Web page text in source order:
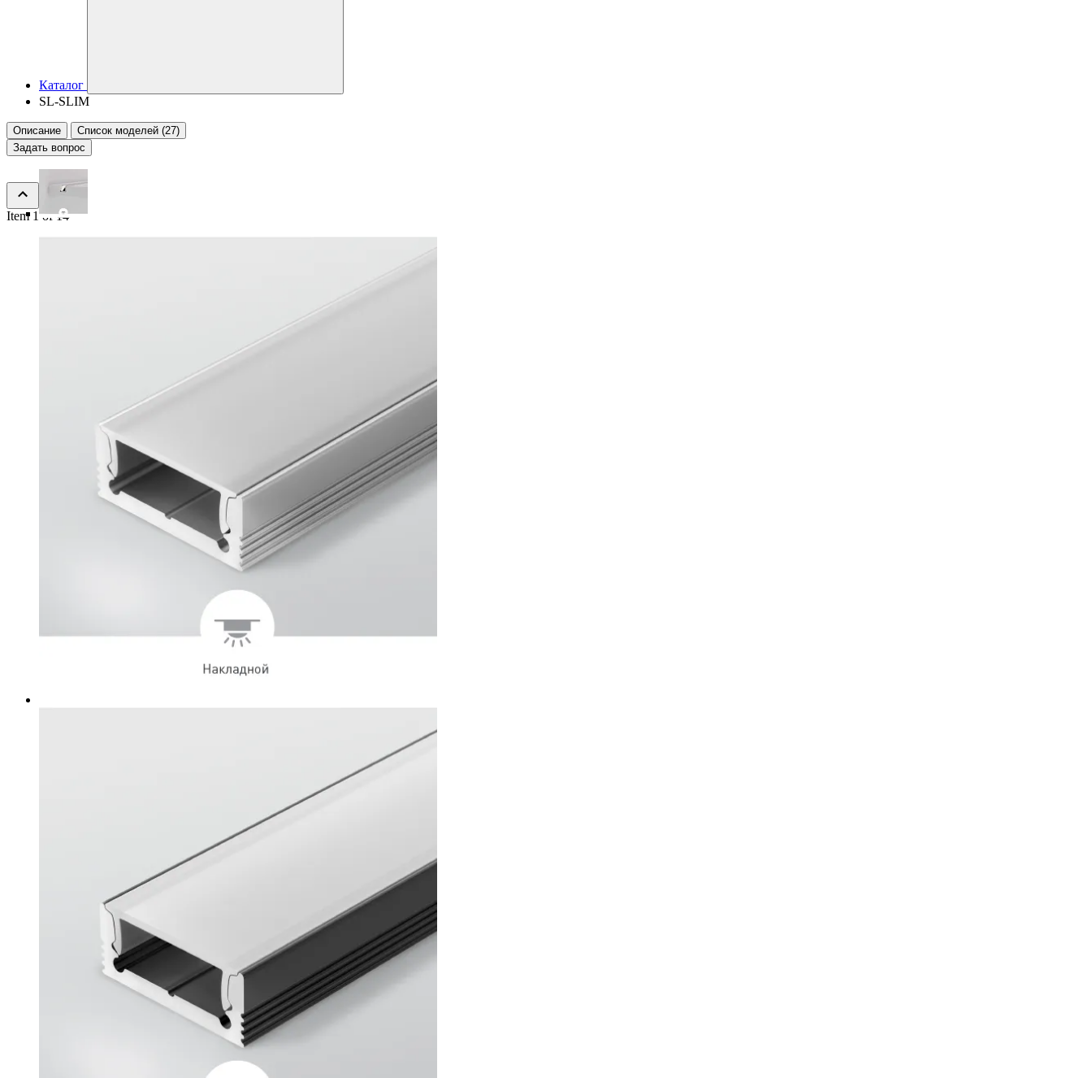
Каталог
SL-SLIM
Описание
Список моделей (27)
Задать вопрос
Item 1 of 14